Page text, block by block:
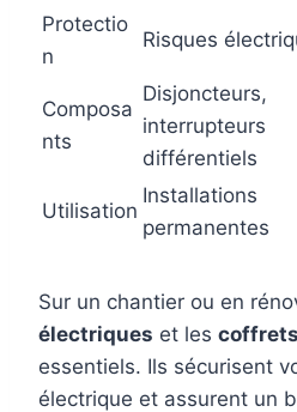
Protectio
n
Risques
Composa
nts
Disjoncteurs,
interrupteurs
différentiels
Utilisation
Installations
permanentes
Sur un chantier ou en
électriques et les
essentiels. Ils sécurisent
électrique et assurent un